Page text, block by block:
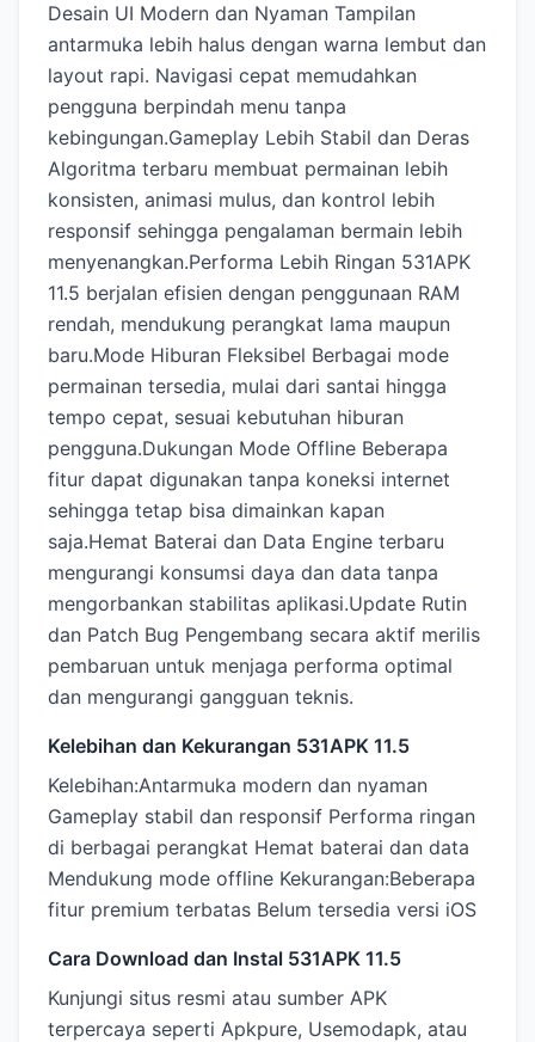
Desain UI Modern dan Nyaman Tampilan
antarmuka lebih halus dengan warna lembut dan
layout rapi. Navigasi cepat memudahkan
pengguna berpindah menu tanpa
kebingungan.Gameplay Lebih Stabil dan Deras
Algoritma terbaru membuat permainan lebih
konsisten, animasi mulus, dan kontrol lebih
responsif sehingga pengalaman bermain lebih
menyenangkan.Performa Lebih Ringan 531APK
11.5 berjalan efisien dengan penggunaan RAM
rendah, mendukung perangkat lama maupun
baru.Mode Hiburan Fleksibel Berbagai mode
permainan tersedia, mulai dari santai hingga
tempo cepat, sesuai kebutuhan hiburan
pengguna.Dukungan Mode Offline Beberapa
fitur dapat digunakan tanpa koneksi internet
sehingga tetap bisa dimainkan kapan
saja.Hemat Baterai dan Data Engine terbaru
mengurangi konsumsi daya dan data tanpa
mengorbankan stabilitas aplikasi.Update Rutin
dan Patch Bug Pengembang secara aktif merilis
pembaruan untuk menjaga performa optimal
dan mengurangi gangguan teknis.
Kelebihan dan Kekurangan 531APK 11.5
Kelebihan:Antarmuka modern dan nyaman
Gameplay stabil dan responsif Performa ringan
di berbagai perangkat Hemat baterai dan data
Mendukung mode offline Kekurangan:Beberapa
fitur premium terbatas Belum tersedia versi iOS
Cara Download dan Instal 531APK 11.5
Kunjungi situs resmi atau sumber APK
terpercaya seperti Apkpure, Usemodapk, atau